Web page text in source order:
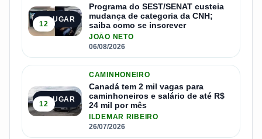
3º LUGAR
12
Programa do SEST/SENAT custeia
mudança de categoria da CNH;
saiba como se inscrever
JOÃO NETO
06/08/2026
4º LUGAR
12
CAMINHONEIRO
Canadá tem 2 mil vagas para
caminhoneiros e salário de até R$
24 mil por mês
ILDEMAR RIBEIRO
26/07/2026